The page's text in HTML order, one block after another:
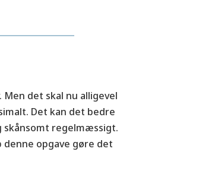
Men det skal nu alligevel
Det kan det bedre
skånsomt regelmæssigt.
opgave gøre det